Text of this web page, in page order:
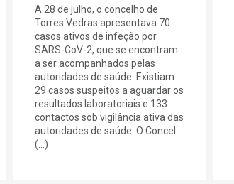
A 28 de julho, o concelho de
Torres Vedras apresentava 70
casos ativos de infeção por
SARS-CoV-2, que se encontram
a ser acompanhados pelas
autoridades de saúde. Existiam
29 casos suspeitos a aguardar os
resultados laboratoriais e 133
contactos sob vigilância ativa das
autoridades de saúde. O Concel
(...)